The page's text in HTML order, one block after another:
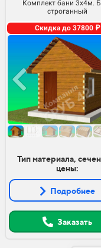
Комплект бани 3х4м.
строганный
Скидка до 37800 ₽
Тип материала,
цены:
Подробнее
Заказать